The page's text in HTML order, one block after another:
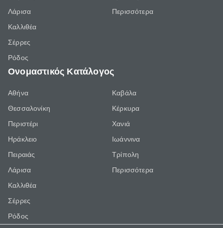
Λάρισα
Καλλιθέα
Σέρρες
Ρόδος
Περισσότερα
Ονομαστικός Κατάλογος
Αθήνα
Θεσσαλονίκη
Περιστέρι
Ηράκλειο
Πειραιάς
Λάρισα
Καλλιθέα
Σέρρες
Ρόδος
Καβάλα
Κέρκυρα
Χανιά
Ιωάννινα
Τρίπολη
Περισσότερα